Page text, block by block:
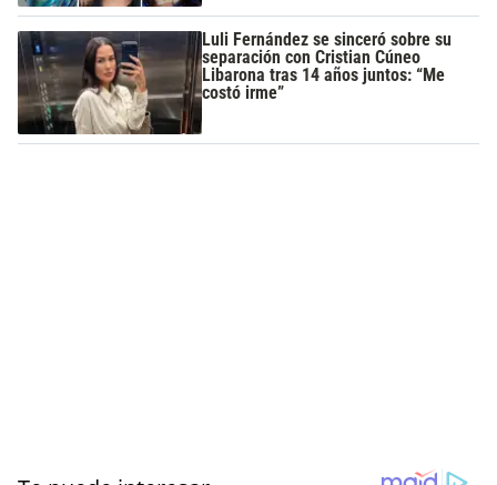
Luli Fernández se sinceró sobre su
separación con Cristian Cúneo
Libarona tras 14 años juntos: “Me
costó irme”